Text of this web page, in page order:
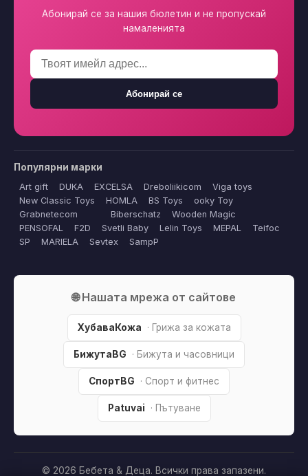
Абонирай се за нашия бюлетин и не пропускай
намаленията
Абонирай се
Популярни марки
Art gift DUKA EXCELSA Dreboliikicom
Viga toys
New Classic Toys
HOMLA BS Toys
ooky Toy
Grabnetecom
Biberschatz
Wooden Magic
PENSOFAL
F2D Svetli Baby Lelin Toys MEPAL
Teifoc
SP
MARIELA Sevtex SampP
🌐 Нашата мрежа от сайтове
ХубаваКожа · Грижа за кожата
БижутаBG · Бижута и часовници
СпортBG · Спорт и фитнес
Patuvai · Пътуване
© 2026 Бебета & Деца. Всички права запазени.